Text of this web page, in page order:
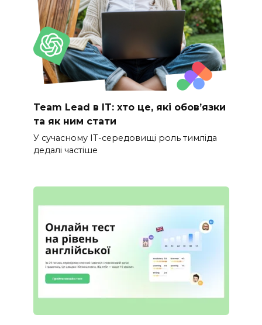
Team Lead в IT: хто це, які обов’язки
та як ним стати
У сучасному IT-середовищі роль тимліда
дедалі частіше